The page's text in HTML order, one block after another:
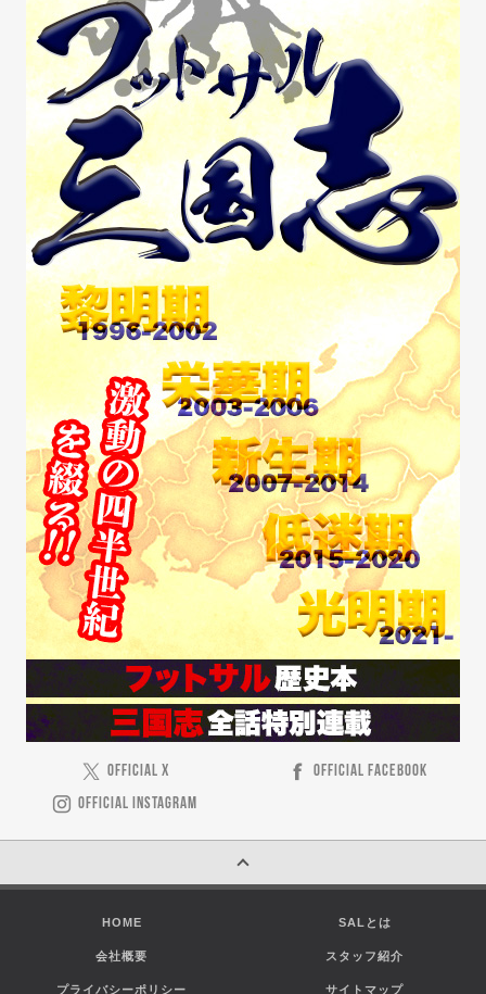
OFFICIAL X
OFFICIAL FACEBOOK
OFFICIAL INSTAGRAM
HOME SALとは
会社概要 スタッフ紹介
プライバシーポリシー サイトマップ